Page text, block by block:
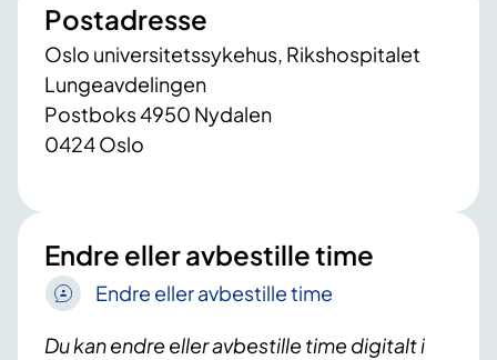
Postadresse
Oslo universitetssykehus, Rikshospitalet
Lungeavdelingen
Postboks 4950 Nydalen
0424 Oslo
Endre eller avbestille time
Endre eller avbestille time
Du kan endre eller avbestille time digitalt i